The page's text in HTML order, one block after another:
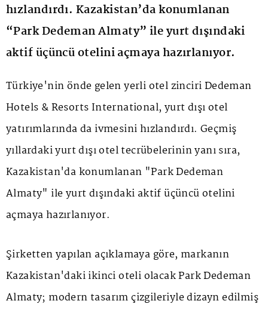
hızlandırdı. Kazakistan’da konumlanan
“Park Dedeman Almaty” ile yurt dışındaki
aktif üçüncü otelini açmaya hazırlanıyor.
Türkiye'nin önde gelen yerli otel zinciri Dedeman
Hotels & Resorts International, yurt dışı otel
yatırımlarında da ivmesini hızlandırdı. Geçmiş
yıllardaki yurt dışı otel tecrübelerinin yanı sıra,
Kazakistan'da konumlanan "Park Dedeman
Almaty" ile yurt dışındaki aktif üçüncü otelini
açmaya hazırlanıyor.
Şirketten yapılan açıklamaya göre, markanın
Kazakistan'daki ikinci oteli olacak Park Dedeman
Almaty; modern tasarım çizgileriyle dizayn edilmiş